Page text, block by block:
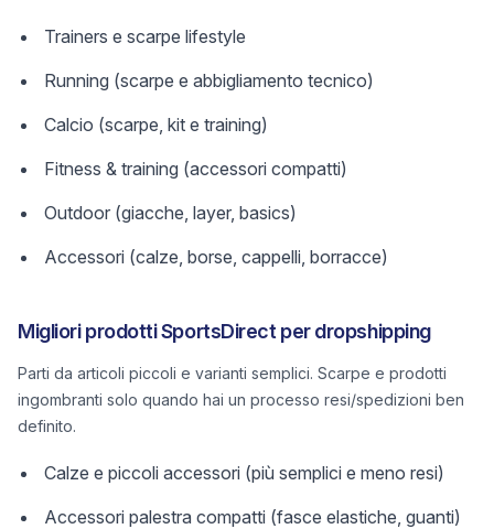
Trainers e scarpe lifestyle
Running (scarpe e abbigliamento tecnico)
Calcio (scarpe, kit e training)
Fitness & training (accessori compatti)
Outdoor (giacche, layer, basics)
Accessori (calze, borse, cappelli, borracce)
Migliori prodotti SportsDirect per dropshipping
Parti da articoli piccoli e varianti semplici. Scarpe e prodotti
ingombranti solo quando hai un processo resi/spedizioni ben
definito.
Calze e piccoli accessori (più semplici e meno resi)
Accessori palestra compatti (fasce elastiche, guanti)